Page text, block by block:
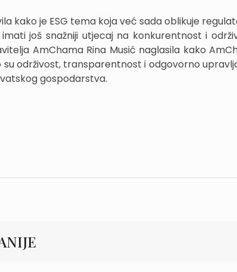
kako je ESG tema koja već sada oblikuje
još snažniji utjecaj na konkurentnost i
AmChama Rina Musić naglasila kako
održivost, transparentnost i odgovorno
gospodarstva.